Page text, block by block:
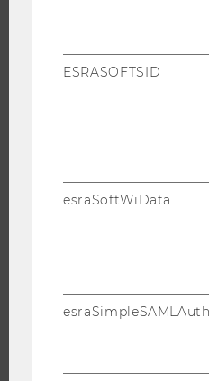
WARUM WU?
INTERNATIONALE UND
ANGEBOTE FÜR SCHULEN UND
STUDENT CLUBS
FORSCHUNG
ESRASOFTSID
esraSoftWiData